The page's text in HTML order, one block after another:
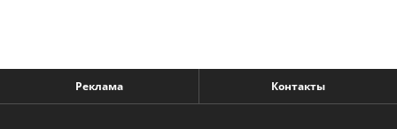
Реклама Контакты